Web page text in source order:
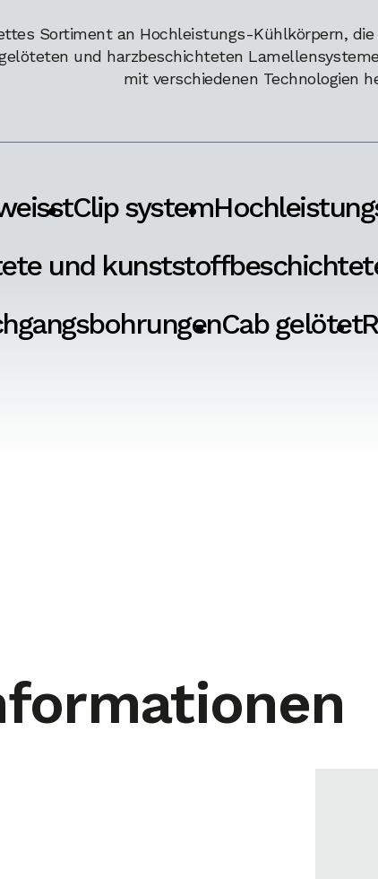
Sortiment an Hochleistungs-Kühlkörpern,
und harzbeschichteten
mit verschiedenen Technologien
Clip system
und
Cab gelötet